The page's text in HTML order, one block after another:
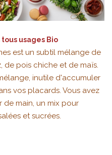
tous usages Bio
est un subtil mélange de
de pois chiche et de maïs.
inutile d'accumuler
vos placards. Vous avez
de main, un mix pour
et sucrées.